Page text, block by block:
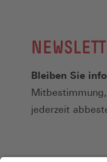
Bleiben Sie
jederzeit